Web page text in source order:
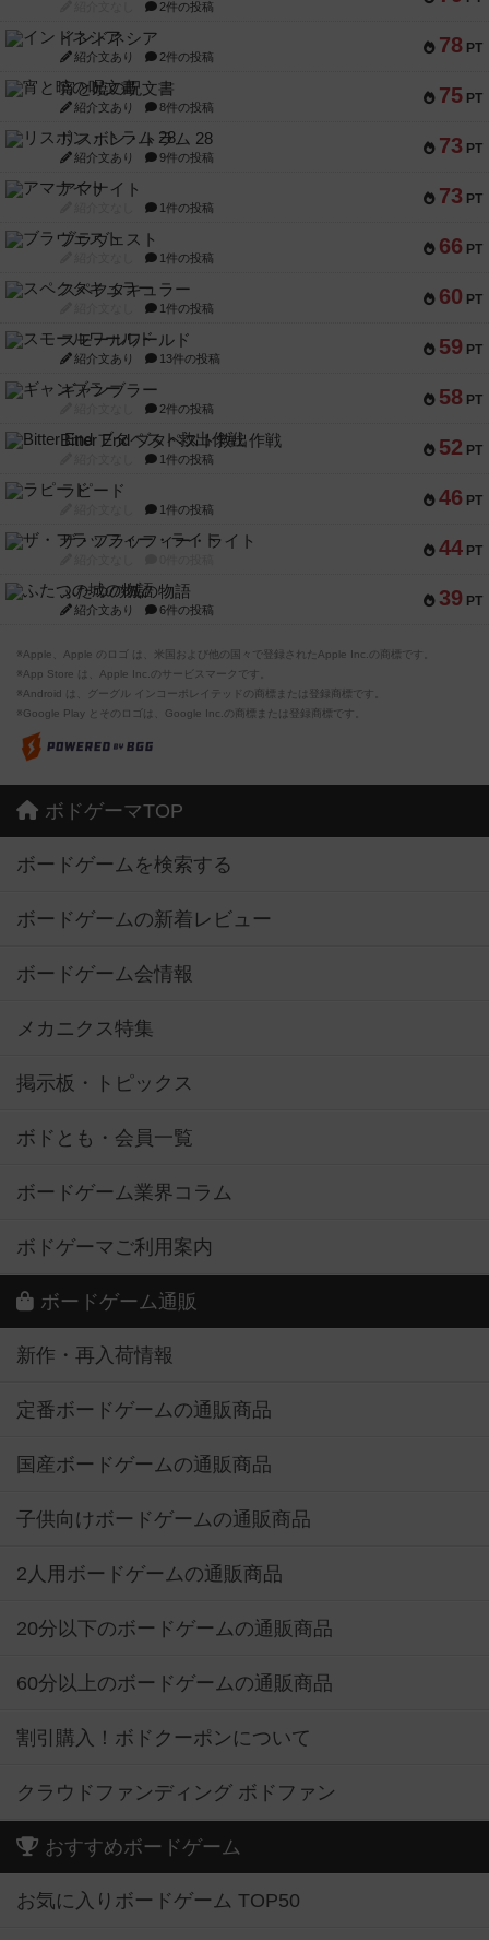
2件の投稿
78 PT
インドネシア
紹介文あり 2件の投稿
75 PT
宵と暁の呪文書
紹介文あり 8件の投稿
73 PT
リスボン・トラム 28
紹介文あり 9件の投稿
73 PT
アマナイト
1件の投稿
66 PT
ブラヴェスト
1件の投稿
60 PT
スペクタキュラー
1件の投稿
59 PT
スモールワールド
紹介文あり 13件の投稿
58 PT
ギャンブラー
2件の投稿
52 PT
Bitter End ブタペスト救出作戦
1件の投稿
46 PT
ラピード
1件の投稿
44 PT
ザ・フラッフィー・ライト
39 PT
ふたつの城の物語
紹介文あり 6件の投稿
※Apple、Apple のロゴ は、米国および他の国々で登録されたApple Inc.の商標です。
※App Store は、Apple Inc.のサービスマークです。
※Android は、グーグル インコーポレイテッドの商標または登録商標です。
※Google Play とそのロゴは、Google Inc.の商標または登録商標です。
ボドゲーマTOP
ボードゲームを検索する
ボードゲームの新着レビュー
ボードゲーム会情報
メカニクス特集
掲示板・トピックス
ボドとも・会員一覧
ボードゲーム業界コラム
ボドゲーマご利用案内
ボードゲーム通販
新作・再入荷情報
定番ボードゲームの通販商品
国産ボードゲームの通販商品
子供向けボードゲームの通販商品
2人用ボードゲームの通販商品
20分以下のボードゲームの通販商品
60分以上のボードゲームの通販商品
割引購入！ボドクーポンについて
クラウドファンディング ボドファン
おすすめボードゲーム
お気に入りボードゲーム TOP50